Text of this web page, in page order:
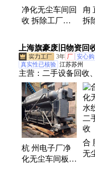
净化无尘车间回
收 拆除工厂流
收购沪绿通
甪
拆
线
沪
上海旗豪废旧物资回
3年 厂 安心购
真实性已核验 江苏苏州
主营： 二手设备回收
收、整场拆除回收、
回收、冷库板拆除回
收、注塑机回收、加
压器回收、锅炉回收
收、废旧金属回收、
文件销毁、冷水机组
床回收、黄铜回收
杭 州电子厂净
化无尘车间板拆
合
无